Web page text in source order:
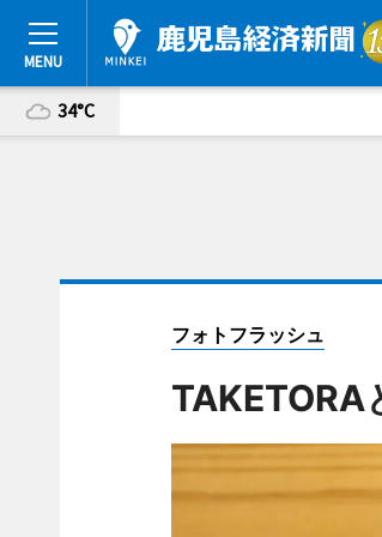
34°C
フォトフラッシュ
TAKETORA